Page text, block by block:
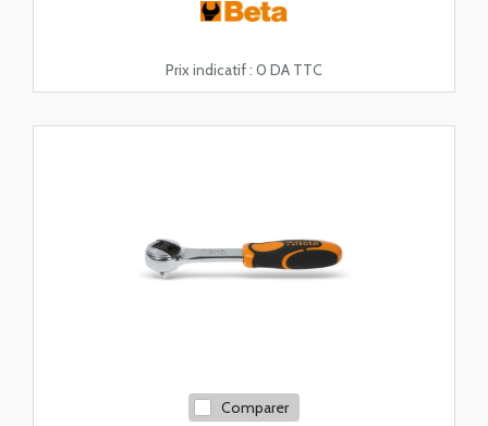
Prix indicatif : 0 DA TTC
Comparer